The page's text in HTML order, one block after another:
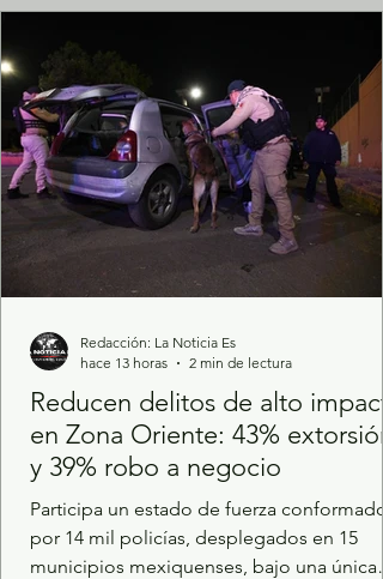
Instituto Mexicano del Seguro Social
en Naucalpan, con este acto, Naucalpan
Reducen delitos de alto
en Zona Oriente: 43% extorsión
y 39% robo a negocio
Participa un estado de fuerza conformado
por 14 mil policías, desplegados en 15
municipios mexiquenses, bajo una única
Redacción: La Noticia Es
hace 13 horas
2 min de lectura